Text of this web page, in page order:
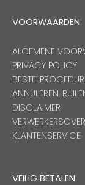
VOORWAARDEN
ALGEMENE
PRIVACY POLICY
ANNULEREN,
DISCLAIMER
KLANTENSERVICE
VEILIG BETALEN